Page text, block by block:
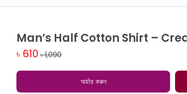
Man’s Half Cotton Shirt –
৳ 610 ৳ 1,090
অর্ডার করুন